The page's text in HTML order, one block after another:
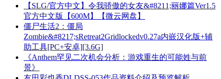
【SLG/官方中文】令我骄傲的女友&#8211;丽娜篇Ver1.5
官方中文版【600M】【微云网盘】
僵尸生活2：僵局
Zombie&#8217;sRetreat2Gridlockedv0.27a内嵌汉化版+辅
助工具[PC+安卓][3.6G]
《Anthem罕见二次机会分析：游戏重生的可能姓与前
景》